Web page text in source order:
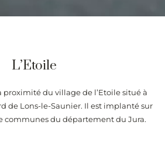
L’Etoile
proximité du village de l’Etoile situé à
de Lons-le-Saunier. Il est implanté sur
communes du département du Jura.